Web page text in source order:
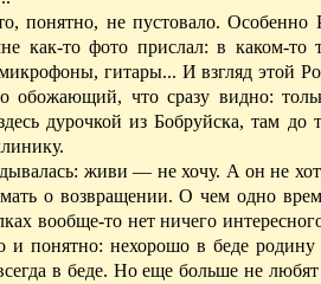
понятно, не пустовало. Особенно
как-то фото прислал: в каком-то
гитары... И взгляд этой
обожающий, что сразу видно:
дуроч­кой из Бобруйска, там до
живи — не хочу. А он не
о возвращении. О чем одно
вообще-то нет ничего
понятно: нехорошо в беде
в беде. Но еще больше не